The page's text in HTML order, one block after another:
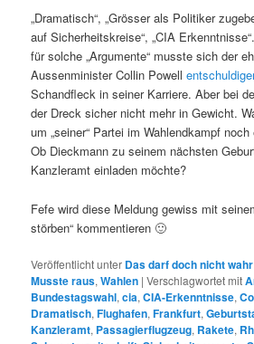
„Dramatisch“, „Grösser als Politiker
auf Sicherheitskreise“, „CIA
für solche „Argumente“ musste sich der
Aussenminister Collin Powell
Schandfleck in seiner Karriere. Aber bei
der Dreck sicher nicht mehr in Gewicht.
um „seiner“ Partei im Wahlendkampf
Ob Dieckmann zu seinem nächsten
Kanzleramt einladen möchte?
Fefe wird diese Meldung gewiss mit
störben“ kommentieren 🙂
Veröffentlicht unter Das darf doch nicht
Musste raus,Wahlen |Verschlagwortet mit
Bundestagswahl,cia,CIA-Erkenntnisse,
Dramatisch,Flughafen,Frankfurt,
Kanzleramt, Passagierflugzeug, Rakete,